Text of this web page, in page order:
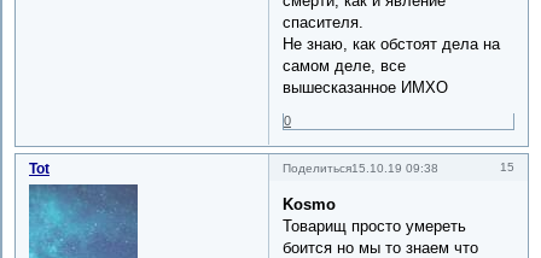
спасителя.
Не знаю, как обстоят дела на
самом деле, все
вышесказанное ИМХО
0
Поделиться 15
15.10.19 09:38
Tot
Kosmo
Товарищ просто умереть
боится но мы то знаем что